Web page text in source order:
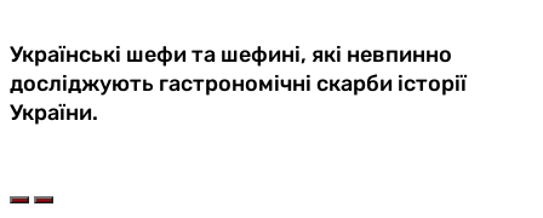
Українські шефи та шефині, які невпинно
досліджують гастрономічні скарби історії
України.